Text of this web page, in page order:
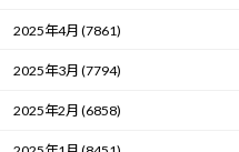
2025年4月 (7861)
2025年3月 (7794)
2025年2月 (6858)